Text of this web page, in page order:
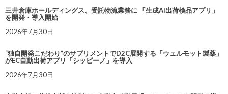
三井倉庫ホールディングス、受託物流業務に 「生成AI出荷検品アプリ」
を開発・導入開始
2026年7月30日
“独自開発こだわり”のサプリメントでD2C展開する「ウェルモット製薬」
がEC自動出荷アプリ「シッピーノ」を導入
2026年7月30日